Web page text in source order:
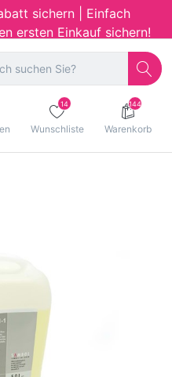
sichern | Einfach
ersten Einkauf sichern!
14
Wunschliste
144
Warenkorb